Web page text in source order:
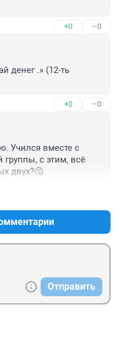
+0 –0
денег .» (12-ть
+0 –0
Учился вместе с
с этим, всё
двух?🤔
Отправить